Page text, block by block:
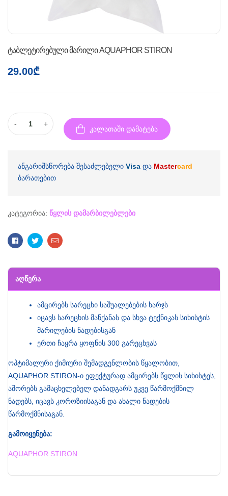
ტაბლეტირებული მარილი AQUAPHOR STIRON
29.00₾
- +
კალათაში დამატება
ანგარიშსწორება შესაძლებელი Visa და Mastercard
ბარათებით
კატეგორია: წყლის დამარბილებლები
FacebookTwitterEmail
ᲐᲦᲬᲔᲠᲐ
ამცირებს სარეცხი საშუალებების ხარჯს
იცავს სარეცხის მანქანას და სხვა ტექნიკას სიხისტის
მარილების ნადებისგან
ერთი ჩაყრა ყოფნის 300 გარეცხვას
ოპტიმალური ქიმიური შემადგენლობის წყალობით,
AQUAPHOR STIRON-ი ეფექტურად ამცირებს წყლის სიხისტეს,
აშორებს გამაცხელებელ დანადგარს უკვე წარმოქმნილ
ნადებს, იცავს კოროზიისაგან და ახალი ნადების
წარმოქმნისაგან.
გამოიყენება:
AQUAPHOR STIRON